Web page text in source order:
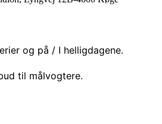
og på / I helligdagene.
til målvogtere.